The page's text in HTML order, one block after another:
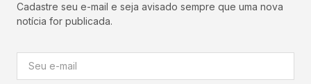
Cadastre seu e-mail e seja avisado sempre que uma nova
notícia for publicada.